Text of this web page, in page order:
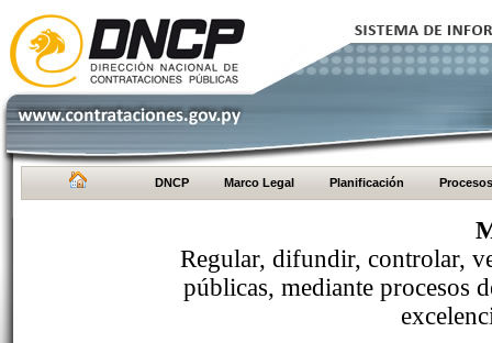
DNCP Marco Legal Planificación Procesos
Regular, difundir, controlar,
públicas, mediante procesos